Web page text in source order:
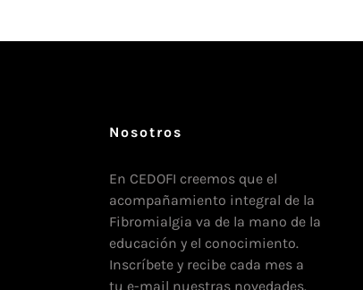
Nosotros
En CEDOFI creemos que el
acompañamiento integral de la
Fibromialgia va de la mano de la
educación y el conocimiento.
Inscríbete y recibe cada mes a
tu e-mail nuestras novedades.